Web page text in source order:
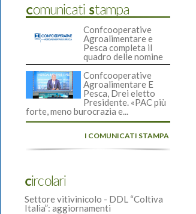
Comunicati Stampa
Confcooperative
Agroalimentare e
Pesca completa il
quadro delle nomine
Confcooperative
Agroalimentare E
Pesca, Drei eletto
Presidente. «PAC più
forte, meno burocrazia e...
I COMUNICATI STAMPA
Circolari
Settore vitivinicolo - DDL “Coltiva
Italia”: aggiornamenti